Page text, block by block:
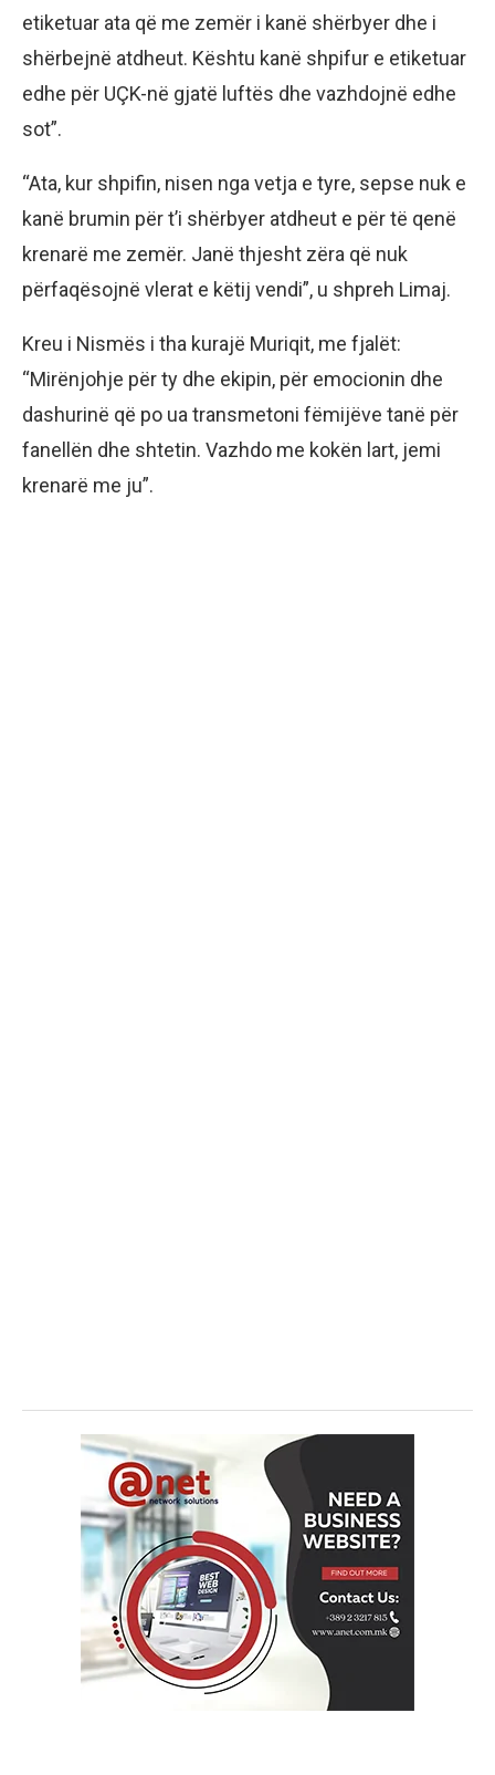
etiketuar ata që me zemër i kanë shërbyer dhe i
shërbejnë atdheut. Kështu kanë shpifur e etiketuar
edhe për UÇK-në gjatë luftës dhe vazhdojnë edhe
sot”.
“Ata, kur shpifin, nisen nga vetja e tyre, sepse nuk e
kanë brumin për t’i shërbyer atdheut e për të qenë
krenarë me zemër. Janë thjesht zëra që nuk
përfaqësojnë vlerat e këtij vendi”, u shpreh Limaj.
Kreu i Nismës i tha kurajë Muriqit, me fjalët:
“Mirënjohje për ty dhe ekipin, për emocionin dhe
dashurinë që po ua transmetoni fëmijëve tanë për
fanellën dhe shtetin. Vazhdo me kokën lart, jemi
krenarë me ju”.